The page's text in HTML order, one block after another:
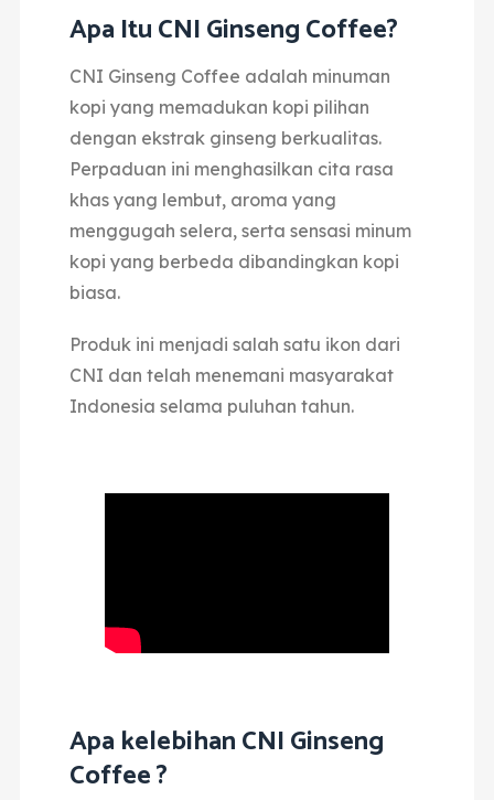
Apa Itu CNI Ginseng Coffee?
CNI Ginseng Coffee adalah minuman
kopi yang memadukan kopi pilihan
dengan ekstrak ginseng berkualitas.
Perpaduan ini menghasilkan cita rasa
khas yang lembut, aroma yang
menggugah selera, serta sensasi minum
kopi yang berbeda dibandingkan kopi
biasa.
Produk ini menjadi salah satu ikon dari
CNI dan telah menemani masyarakat
Indonesia selama puluhan tahun.
Apa kelebihan CNI Ginseng
Coffee ?